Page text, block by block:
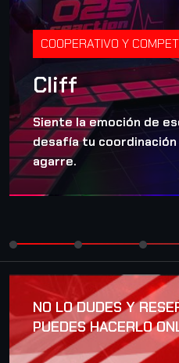
COOPERATIVO Y
Cliff
Siente la emoción de
desafía tu coordinación
agarre.
NO LO DUDES Y
PUEDES HACERLO